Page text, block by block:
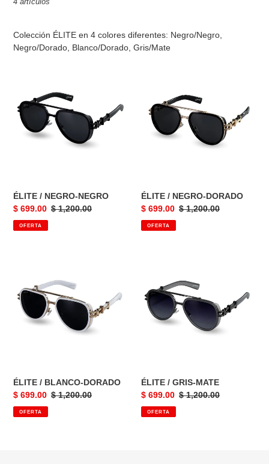
c
i
n
:
Colección ÉLITE en 4 colores diferentes: Negro/Negro,
Negro/Dorado, Blanco/Dorado, Gris/Mate
NEGRO-
NEGRO
ÉLITE / NEGRO-NEGRO
Precio
de
venta
$ 699.00 Precio
$ 1,200.00
OFERTA
NEGRO-
DORADO
ÉLITE / NEGRO-DORADO
Precio
de
venta
$ 699.00 Precio
$ 1,200.00
OFERTA
BLANCO-
DORADO
ÉLITE / BLANCO-DORADO
Precio
de
venta
$ 699.00 Precio
$ 1,200.00
OFERTA
GRIS-
MATE
ÉLITE / GRIS-MATE
Precio
de
venta
$ 699.00 Precio
$ 1,200.00
OFERTA